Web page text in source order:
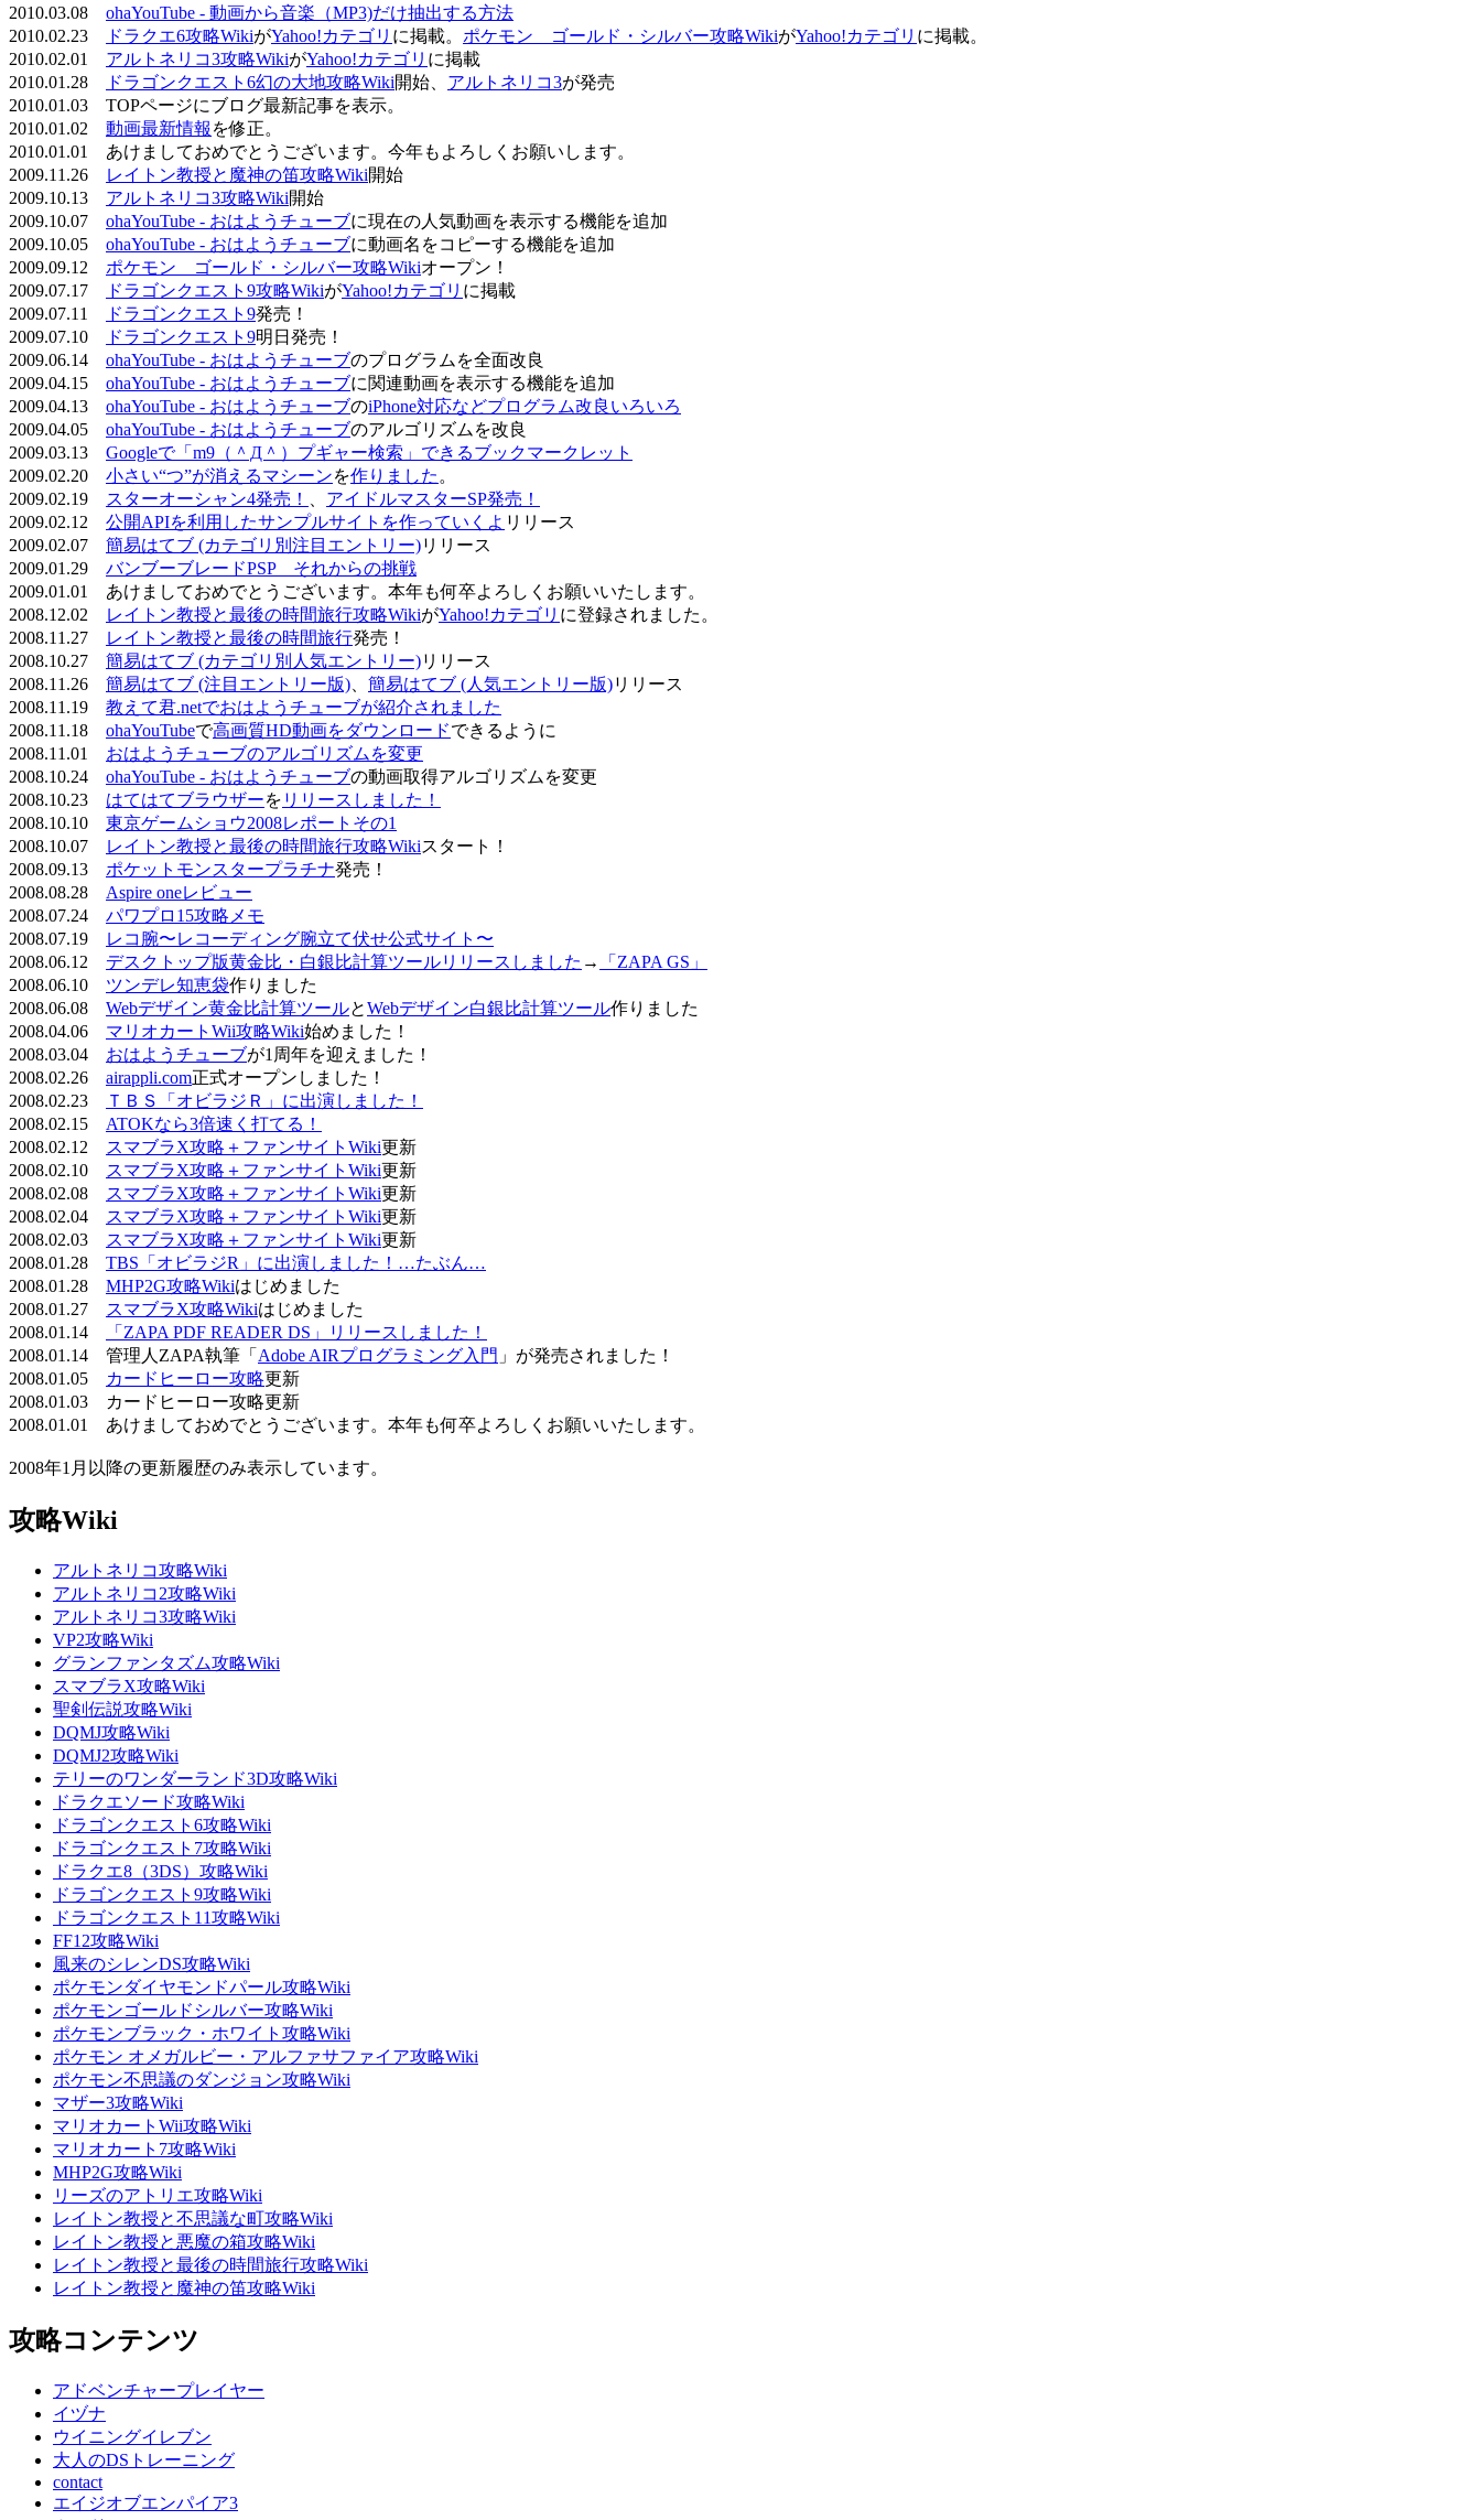
2010.03.08 ohaYouTube - 動画から音楽（MP3)だけ抽出する方法
2010.02.23
ドラクエ6攻略WikiがYahoo!カテゴリ に掲載。 ポケモン ゴールド・シルバー攻略WikiがYahoo!カテゴリ に掲載。
2010.02.01 アルトネリコ3攻略WikiがYahoo!カテゴリ に掲載
2010.01.28
ドラゴンクエスト6幻の大地攻略Wiki開始、 アルトネリコ3が発売
2010.01.03 TOPページにブログ最新記事を表示。
2010.01.02 動画最新情報 を修正。
2010.01.01 あけましておめでとうございます。今年もよろしくお願いします。
2009.11.26
レイトン教授と魔神の笛攻略Wiki開始
2009.10.13 アルトネリコ3攻略Wiki開始
2009.10.07 ohaYouTube - おはようチューブに現在の人気動画を表示する機能を追加
2009.10.05 ohaYouTube - おはようチューブに動画名をコピーする機能を追加
2009.09.12 ポケモン ゴールド・シルバー攻略Wikiオープン！
2009.07.17
ドラゴンクエスト9攻略WikiがYahoo!カテゴリ に掲載
2009.07.11
ドラゴンクエスト9発売！
2009.07.10
ドラゴンクエスト9明日発売！
2009.06.14 ohaYouTube - おはようチューブのプログラムを全面改良
2009.04.15 ohaYouTube - おはようチューブに関連動画を表示する機能を追加
2009.04.13 ohaYouTube - おはようチューブのiPhone対応などプログラム改良いろいろ
2009.04.05 ohaYouTube - おはようチューブのアルゴリズムを改良
2009.03.13 Googleで「m9（＾Д＾）プギャー検索」できるブックマークレット
2009.02.20 小さい“つ”が消えるマシーンを作りました 。
2009.02.19
スターオーシャン4発売！
アイドルマスターSP発売！
2009.02.12 公開APIを利用したサンプルサイトを作っていくよ リリース
2009.02.07 簡易はてブ (カテゴリ別注目エントリー)リリース
2009.01.29 バンブーブレードPSP それからの挑戦
2009.01.01 あけましておめでとうございます。本年も何卒よろしくお願いいたします。
2008.12.02
レイトン教授と最後の時間旅行攻略WikiがYahoo!カテゴリ に登録されました。
2008.11.27
レイトン教授と最後の時間旅行発売！
2008.10.27 簡易はてブ (カテゴリ別人気エントリー)リリース
2008.11.26 簡易はてブ (注目エントリー版) 簡易はてブ (人気エントリー版)リリース
2008.11.19 教えて君.netでおはようチューブが紹介されました
2008.11.18 ohaYouTubeで高画質HD動画をダウンロードできるように
2008.11.01 おはようチューブのアルゴリズムを変更
2008.10.24 ohaYouTube - おはようチューブの動画取得アルゴリズムを変更
2008.10.23 はてはてブラウザーを リリースしました！
2008.10.10 東京ゲームショウ2008レポートその1
2008.10.07
レイトン教授と最後の時間旅行攻略Wikiスタート！
2008.09.13 ポケットモンスタープラチナ発売！
2008.08.28 Aspire oneレビュー
2008.07.24 パワプロ15攻略メモ
2008.07.19
レコ腕〜レコーディング腕立て伏せ公式サイト〜
2008.06.12 デスクトップ版黄金比・白銀比計算ツールリリースしました →
「ZAPA GS」
2008.06.10 ツンデレ知恵袋作りました
2008.06.08 Webデザイン黄金比計算ツールとWebデザイン白銀比計算ツール作りました
2008.04.06 マリオカートWii攻略Wiki始めました！
2008.03.04 おはようチューブが1周年を迎えました！
2008.02.26 airappli.com正式オープンしました！
2008.02.23
ＴＢＳ「オビラジＲ」に出演しました！
2008.02.15 ATOKなら3倍速く打てる！
2008.02.12
スマブラX攻略＋ファンサイトWiki更新
2008.02.10
スマブラX攻略＋ファンサイトWiki更新
2008.02.08
スマブラX攻略＋ファンサイトWiki更新
2008.02.04
スマブラX攻略＋ファンサイトWiki更新
2008.02.03
スマブラX攻略＋ファンサイトWiki更新
2008.01.28 TBS「オビラジR」に出演しました！…たぶん…
2008.01.28 MHP2G攻略Wikiはじめました
2008.01.27
スマブラX攻略Wikiはじめました
2008.01.14
「ZAPA PDF READER DS」リリースしました！
2008.01.14 管理人ZAPA執筆「 Adobe AIRプログラミング入門 」が発売されました！
2008.01.05
カードヒーロー攻略更新
2008.01.03 カードヒーロー攻略更新
2008.01.01 あけましておめでとうございます。本年も何卒よろしくお願いいたします。
2008年1月以降の更新履歴のみ表示しています。
攻略Wiki
アルトネリコ攻略Wiki
アルトネリコ2攻略Wiki
アルトネリコ3攻略Wiki
VP2攻略Wiki
グランファンタズム攻略Wiki
スマブラX攻略Wiki
聖剣伝説攻略Wiki
DQMJ攻略Wiki
DQMJ2攻略Wiki
テリーのワンダーランド3D攻略Wiki
ドラクエソード攻略Wiki
ドラゴンクエスト6攻略Wiki
ドラゴンクエスト7攻略Wiki
ドラクエ8（3DS）攻略Wiki
ドラゴンクエスト9攻略Wiki
ドラゴンクエスト11攻略Wiki
FF12攻略Wiki
風来のシレンDS攻略Wiki
ポケモンダイヤモンドパール攻略Wiki
ポケモンゴールドシルバー攻略Wiki
ポケモンブラック・ホワイト攻略Wiki
ポケモン オメガルビー・アルファサファイア攻略Wiki
ポケモン不思議のダンジョン攻略Wiki
マザー3攻略Wiki
マリオカートWii攻略Wiki
マリオカート7攻略Wiki
MHP2G攻略Wiki
リーズのアトリエ攻略Wiki
レイトン教授と不思議な町攻略Wiki
レイトン教授と悪魔の箱攻略Wiki
レイトン教授と最後の時間旅行攻略Wiki
レイトン教授と魔神の笛攻略Wiki
攻略コンテンツ
アドベンチャープレイヤー
イヅナ
ウイニングイレブン
大人のDSトレーニング
contact
エイジオブエンパイア3